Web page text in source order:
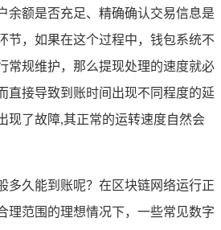
余额是否充足、精确确认交易信息是
节，如果在这个过程中，钱包系统不
常规维护，那么提现处理的速度就必
直接导致到账时间出现不同程度的延
现了故障,其正常的运转速度自然会
多久能到账呢？在区块链网络运行正
理范围的理想情况下，一些常见数字